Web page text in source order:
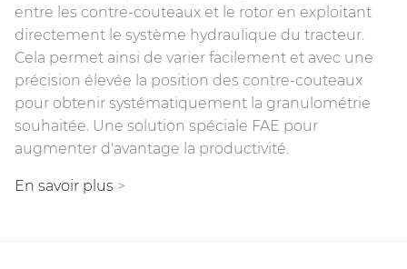
entre les contre-couteaux et le rotor en exploitant
directement le système hydraulique du tracteur.
Cela permet ainsi de varier facilement et avec une
précision élevée la position des contre-couteaux
pour obtenir systématiquement la granulométrie
souhaitée. Une solution spéciale FAE pour
augmenter d'avantage la productivité.
En savoir plus >